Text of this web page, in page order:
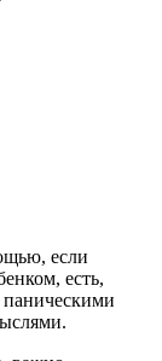
если
есть,
паническими